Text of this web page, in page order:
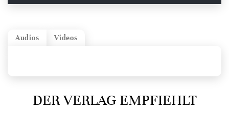
Videos
Audios
DER VERLAG EMPFIEHLT